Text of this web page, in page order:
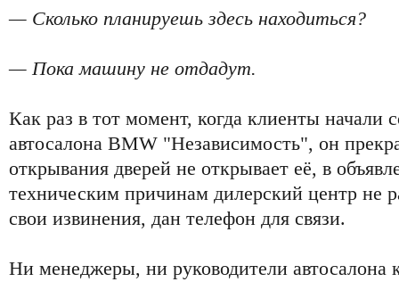
— Сколько планируешь здесь находиться?
— Пока машину не отдадут.
Как раз в тот момент, когда клиенты начали
автосалона BMW "Независимость", он
открывания дверей не открывает её, в
техническим причинам дилерский центр не
свои извинения, дан телефон для связи.
Ни менеджеры, ни руководители автосалона